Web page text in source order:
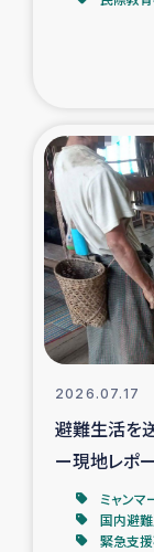
アイナ
ア
2026.07.17
避難生活を
ー現地レポ
ミャンマ
国内避
緊急支